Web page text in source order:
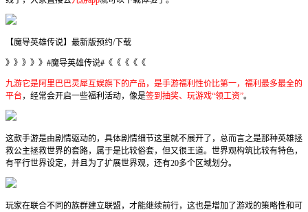
【魔导英雄传说】最新版预约/下载
》》》》》#魔导英雄传说#《《《《《
九游它是阿里巴巴灵犀互娱旗下的产品，是手游福利性价比第一，福利最多最全的
平台 ，经常会开启一些福利活动，像是签到抽奖、玩游戏“领工资”。
这款手游是由剧情驱动的，具体剧情细节这里就不展开了，总而言之是那种英雄拯
救公主拯救世界的套路，属于是比较俗套，但又很王道。世界观构筑比较有特色，
有平行世界设定，并且为了扩展世界观，还有20多个区域划分。
玩家在联合不同的族群建立联盟，才能继续前行，这也是增加了游戏的策略性和可